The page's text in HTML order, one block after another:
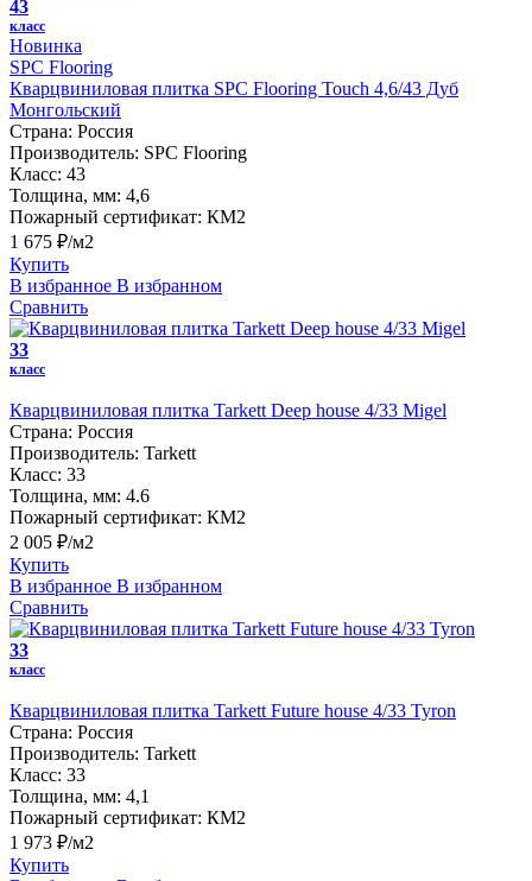
43
класс
Новинка
SPC Flooring
Кварцвиниловая плитка SPC Flooring Touch 4,6/43 Дуб
Монгольский
Страна: Россия
Производитель: SPC Flooring
Класс: 43
Толщина, мм: 4,6
Пожарный сертификат: КМ2
1 675 ₽/м2
Купить
В избранное В избранном
Сравнить
33
класс
Кварцвиниловая плитка Tarkett Deep house 4/33 Migel
Страна: Россия
Производитель: Tarkett
Класс: 33
Толщина, мм: 4.6
Пожарный сертификат: КМ2
2 005 ₽/м2
Купить
В избранное В избранном
Сравнить
33
класс
Кварцвиниловая плитка Tarkett Future house 4/33 Tyron
Страна: Россия
Производитель: Tarkett
Класс: 33
Толщина, мм: 4,1
Пожарный сертификат: КМ2
1 973 ₽/м2
Купить